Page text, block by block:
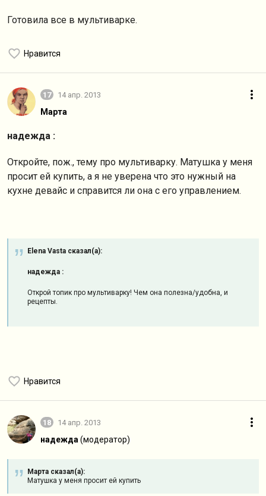
Готовила все в мультиварке.
Нравится
17 14 апр. 2013
Марта
надежда :
Откройте, пож., тему про мультиварку. Матушка у меня
просит ей купить, а я не уверена что это нужный на
кухне девайс и справится ли она с его управлением.
Elena Vasta сказал(а):
надежда :
Открой топик про мультиварку! Чем она полезна/удобна, и
рецепты.
Нравится
18 14 апр. 2013
надежда (модератор)
Марта сказал(а):
Матушка у меня просит ей купить